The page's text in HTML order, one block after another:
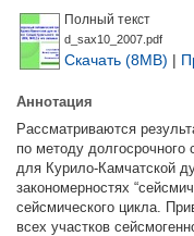
Полный текст
d_sax10_2007.pdf
Скачать (8MB) |
Аннотация
Рассматриваются
по методу долгосрочного
для Курило-Камчатской
закономерностях
сейсмического цикла.
всех участков